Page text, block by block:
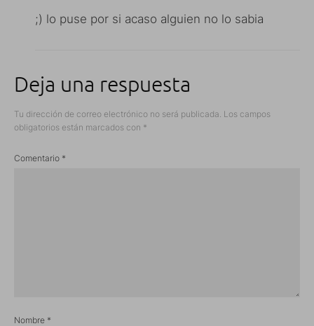
;) lo puse por si acaso alguien no lo sabia
Deja una respuesta
Tu dirección de correo electrónico no será publicada. Los campos
obligatorios están marcados con *
Comentario *
Nombre *